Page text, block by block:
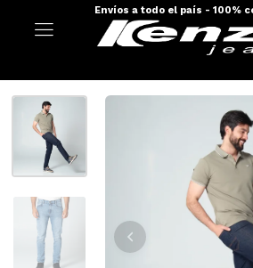
Envíos a todo el país - 100%